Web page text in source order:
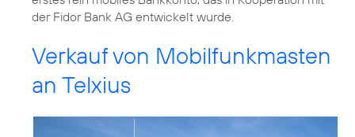
der Fidor Bank AG entwickelt wurde.
Verkauf von Mobilfunkmasten
an Telxius